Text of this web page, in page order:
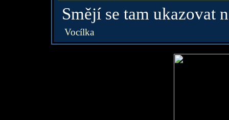
Smějí se tam ukazovat
Vocílka